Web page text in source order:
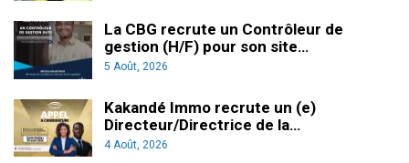
La CBG recrute un Contrôleur de
gestion (H/F) pour son site…
5 Août, 2026
Kakandé Immo recrute un (e)
Directeur/Directrice de la…
4 Août, 2026